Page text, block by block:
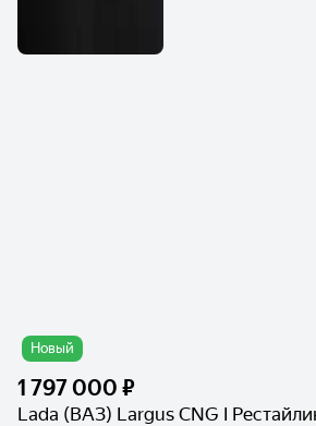
Новый
1 797 000 ₽
Lada (ВАЗ) Largus CNG I